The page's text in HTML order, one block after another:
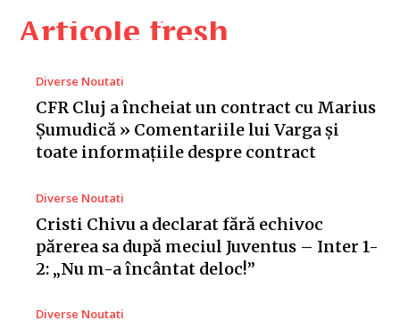
Articole fresh
Diverse Noutati
CFR Cluj a încheiat un contract cu Marius
Șumudică » Comentariile lui Varga și
toate informațiile despre contract
Diverse Noutati
Cristi Chivu a declarat fără echivoc
părerea sa după meciul Juventus – Inter 1-
2: „Nu m-a încântat deloc!”
Diverse Noutati